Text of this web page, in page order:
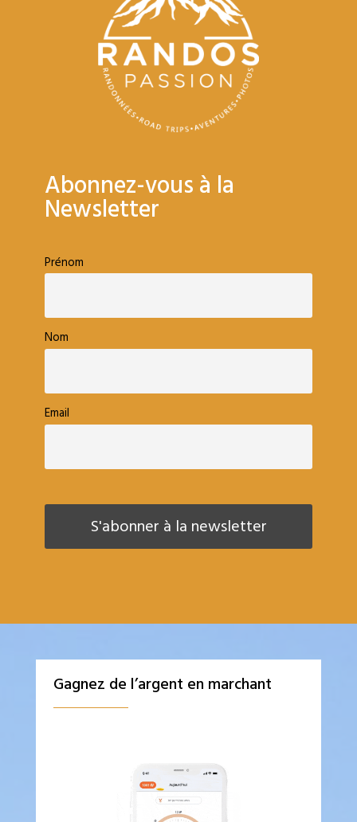
Abonnez-vous à la
Newsletter
Prénom
Nom
Email
Gagnez de l’argent en marchant